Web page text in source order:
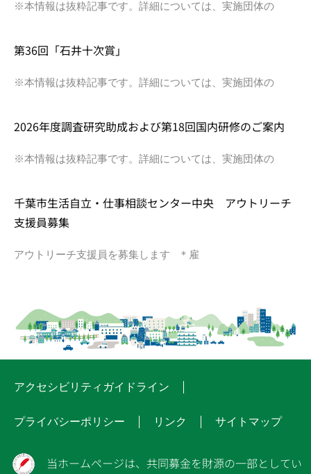
※本情報は抜粋記事です。詳細については、実施団体の
第36回「石井十次賞」
※本情報は抜粋記事です。詳細については、実施団体の
2026年度調査研究助成および第18回国内研修のご案内
※本情報は抜粋記事です。詳細については、実施団体の
千葉市生活自立・仕事相談センター中央 アウトリーチ
支援員募集
アウトリーチ支援員を募集します ＊雇
アクセシビリティガイドライン
プライバシーポリシー リンク サイトマップ
当ホームページは、共同募金を財源の一部としてい